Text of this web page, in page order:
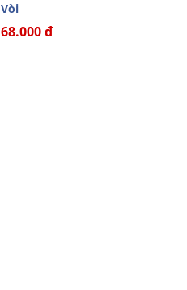
Vòi
68.000 đ